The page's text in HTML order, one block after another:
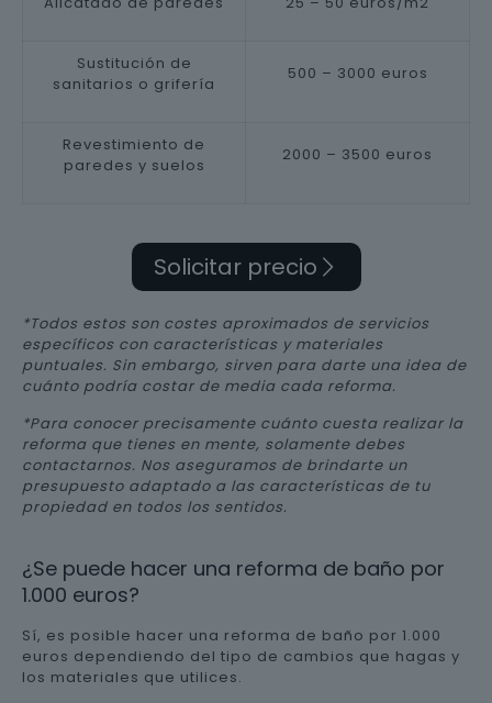
Sustitución de
sanitarios o grifería
500 – 3000 euros
Revestimiento de
paredes y suelos
2000 – 3500 euros
Solicitar precio
*Todos estos son costes aproximados de servicios
específicos con características y materiales
puntuales. Sin embargo, sirven para darte una idea de
cuánto podría costar de media cada reforma.
*Para conocer precisamente cuánto cuesta realizar la
reforma que tienes en mente, solamente debes
contactarnos. Nos aseguramos de brindarte un
presupuesto adaptado a las características de tu
propiedad en todos los sentidos.
¿Se puede hacer una reforma de baño por
1.000 euros?
Sí, es posible hacer una reforma de baño por 1.000
euros dependiendo del tipo de cambios que hagas y
los materiales que utilices.